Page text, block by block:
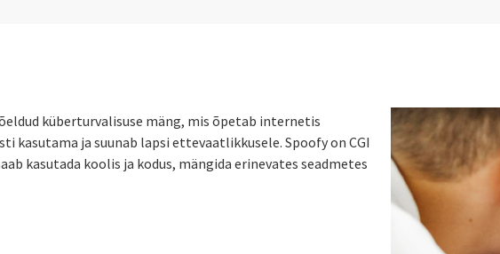
küberturvalisuse mäng, mis õpetab internetis
kasutama ja suunab lapsi ettevaatlikkusele. Spoofy on CGI
kasutada koolis ja kodus, mängida erinevates seadmetes